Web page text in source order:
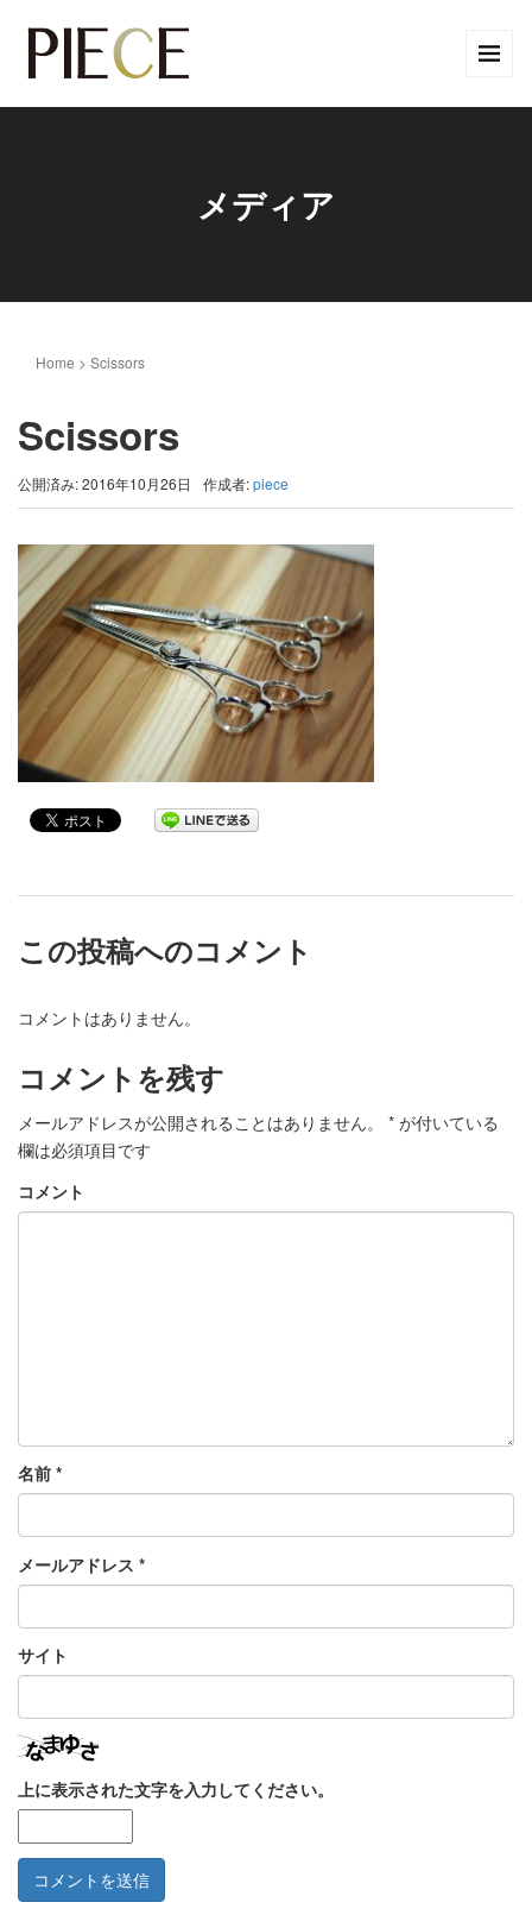
メディア
Home > Scissors
Scissors
公開済み: 2016年10月26日 作成者:piece
この投稿へのコメント
コメントはありません。
コメントを残す
メールアドレスが公開されることはありません。 * が付いている
欄は必須項目です
コメント
名前 *
メールアドレス *
サイト
上に表示された文字を入力してください。